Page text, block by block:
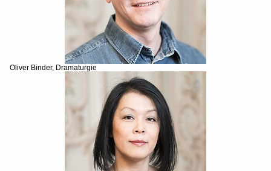
Oliver Binder, Dramaturgie